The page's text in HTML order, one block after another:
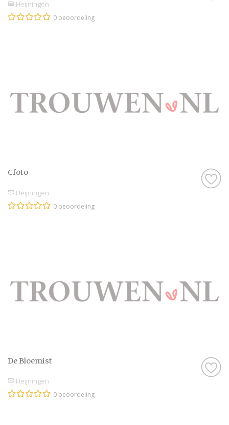
Heijningen
0 beoordeling
Cfoto
Heijningen
0 beoordeling
De Bloemist
Heijningen
0 beoordeling